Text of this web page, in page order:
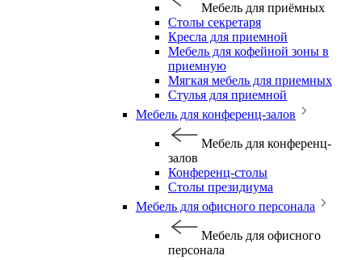
Мебель для приёмных
Столы секретаря
Кресла для приемной
Мебель для кофейной зоны в
приемную
Мягкая мебель для приемных
Стулья для приемной
Мебель для конференц-залов
Мебель для конференц-
залов
Конференц-столы
Столы президиума
Мебель для офисного персонала
Мебель для офисного
персонала